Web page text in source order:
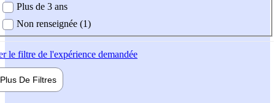
Plus de 3 ans
Non renseignée (1)
le filtre de l'expérience demandée
Plus De Filtres